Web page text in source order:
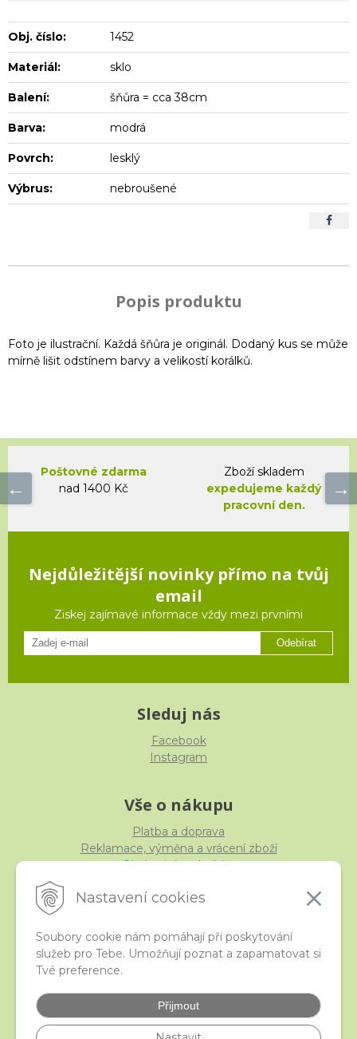
Nastavení cookies
Soubory cookie nám pomáhají při poskytování
služeb pro Tebe. Umožňují poznat a zapamatovat si
Tvé preference.
Přijmout
Obj. číslo: 1452
Materiál: sklo
Balení: šňůra = cca 38cm
Barva: modrá
Povrch: lesklý
Výbrus: nebroušené
Popis produktu
Foto je ilustrační. Každá šňůra je originál. Dodaný kus se může
mírně lišit odstínem barvy a velikostí korálků.
Poštovné zdarma
nad 1400 Kč
Zboží skladem
expedujeme každý
pracovní den.
Nejdůležitější novinky přímo na tvůj
email
Ziskej zajímavé informace vždy mezi prvními
Odebírat
Sleduj nás
Facebook
Instagram
Vše o nákupu
Platba a doprava
Reklamace, výměna a vrácení zboží
Obchodní podmínky
iStraka
Velkoobchod
Nejčastější otázky
České puncovní značky